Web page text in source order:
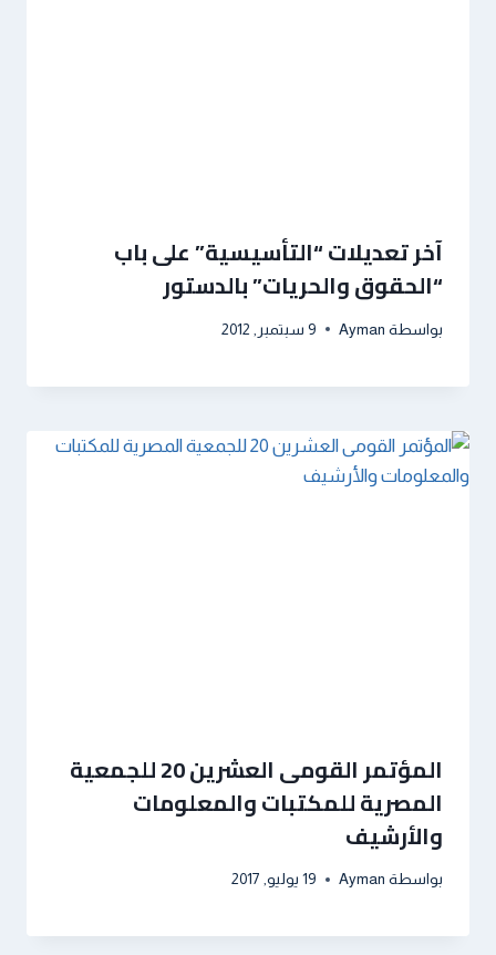
آخر تعديلات “التأسيسية” على باب
“الحقوق والحريات” بالدستور
بواسطة Ayman 9 سبتمبر, 2012
المؤتمر القومى العشرين 20 للجمعية
المصرية للمكتبات والمعلومات
والأرشيف
بواسطة Ayman 19 يوليو, 2017